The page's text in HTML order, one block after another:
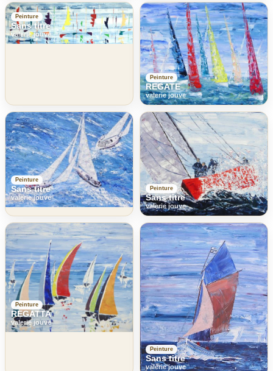
Peinture
Sans titre
valerie jouve
Peinture
REGATE
valerie jouve
Peinture
Sans titre
valerie jouve
Peinture
Sans titre
valerie jouve
Peinture
REGATTA
valerie jouve
Peinture
Sans titre
valerie jouve